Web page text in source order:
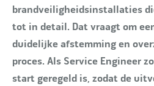
brandveiligheidsinstallaties
tot in detail. Dat vraagt om
duidelijke afstemming en
proces. Als Service Engineer
start geregeld is, zodat de